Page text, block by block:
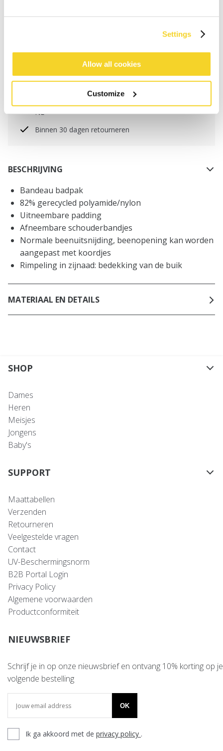
Settings
Allow all cookies
Customize
Bestellingen die op werkdagen vóór 12:00 uur
worden geplaatst, worden dezelfde dag verzonden
Gratis verzending voor orders boven € 50,- binnen
NL
Binnen 30 dagen retourneren
BESCHRIJVING
Bandeau badpak
82% gerecycled polyamide/nylon
Uitneembare padding
Afneembare schouderbandjes
Normale beenuitsnijding, beenopening kan worden
aangepast met koordjes
Rimpeling in zijnaad: bedekking van de buik
MATERIAAL EN DETAILS
SHOP
Dames
Heren
Meisjes
Jongens
Baby's
SUPPORT
Maattabellen
Verzenden
Retourneren
Veelgestelde vragen
Contact
UV-Beschermingsnorm
B2B Portal Login
Privacy Policy
Algemene voorwaarden
Productconformiteit
NIEUWSBRIEF
Schrijf je in op onze nieuwsbrief en ontvang 10% korting op je
volgende bestelling
OK
Ik ga akkoord met de privacy policy .